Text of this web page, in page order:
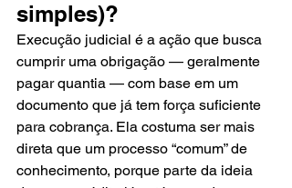
simples)?
Execução judicial é a ação que busca
cumprir uma obrigação — geralmente
pagar quantia — com base em um
documento que já tem força suficiente
para cobrança. Ela costuma ser mais
direta que um processo “comum” de
conhecimento, porque parte da ideia